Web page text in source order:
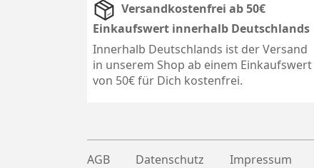
Versandkostenfrei ab 50€
Einkaufswert innerhalb Deutschlands
Innerhalb Deutschlands ist der Versand
in unserem Shop ab einem Einkaufswert
von 50€ für Dich kostenfrei.
AGB Datenschutz Impressum